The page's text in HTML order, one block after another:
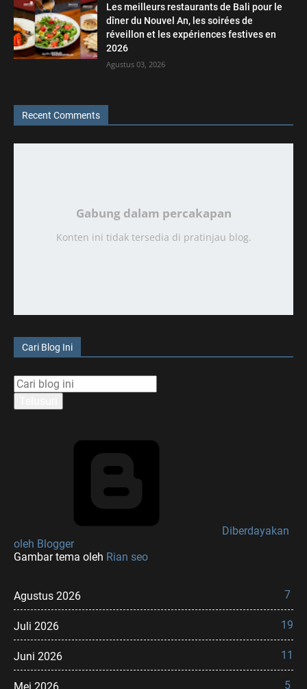
Les meilleurs restaurants de Bali pour le
dîner du Nouvel An, les soirées de
réveillon et les expériences festives en
2026
Agustus 03, 2026
Recent Comments
Gabung dalam percakapan
Konten ini tidak tersedia di pratinjau blog.
Cari Blog Ini
Diberdayakan
oleh Blogger
Gambar tema oleh Rian seo
Agustus 2026 7
Juli 2026 19
Juni 2026 11
5